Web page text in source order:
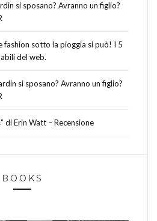
si sposano? Avranno un figlio?
fashion sotto la pioggia si può! I 5
del web.
si sposano? Avranno un figlio?
di Erin Watt – Recensione
BOOKS